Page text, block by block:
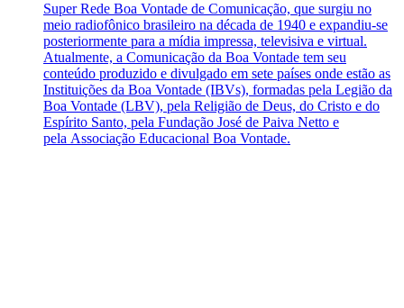
Super Rede Boa Vontade de Comunicação, que surgiu no
meio radiofônico brasileiro na década de 1940 e expandiu-se
posteriormente para a mídia impressa, televisiva e virtual.
Atualmente, a Comunicação da Boa Vontade tem seu
conteúdo produzido e divulgado em sete países onde estão as
Instituições da Boa Vontade (IBVs), formadas pela Legião da
Boa Vontade (LBV), pela Religião de Deus, do Cristo e do
Espírito Santo, pela Fundação José de Paiva Netto e
pela Associação Educacional Boa Vontade.